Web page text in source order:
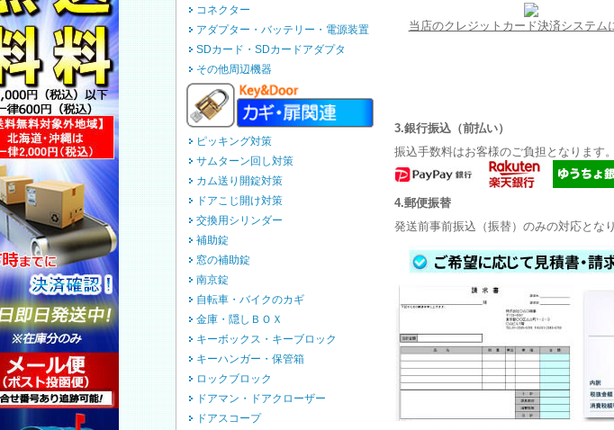
コネクター
アダプター・バッテリー・電源装置
SDカード・SDカードアダプタ
その他周辺機器
ピッキング対策
サムターン回し対策
カム送り開錠対策
ドアこじ開け対策
交換用シリンダー
補助錠
窓の補助錠
南京錠
自転車・バイクのカギ
金庫・隠しＢＯＸ
キーボックス・キーブロック
キーハンガー・保管箱
ロックブロック
ドアマン・ドアクローザー
ドアスコープ
当店のクレジットカード決済システム
3.銀行振込（前払い）
振込手数料はお客様のご負担となります。
4.郵便振替
発送前事前振込（振替）のみの対応となり